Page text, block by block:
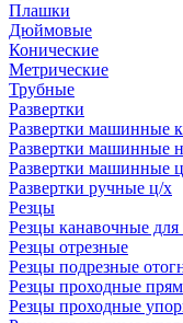
Плашки
Дюймовые
Конические
Метрические
Трубные
Развертки
Развертки машинные
Развертки машинные
Развертки машинные
Развертки ручные ц/х
Резцы
Резцы канавочные для
Резцы отрезные
Резцы подрезные
Резцы проходные
Резцы проходные